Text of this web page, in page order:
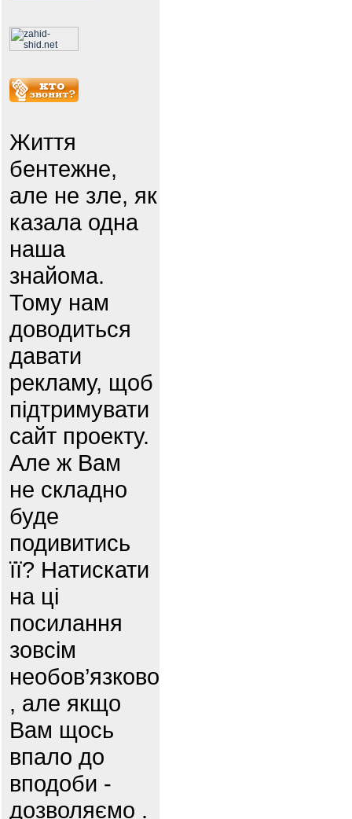
Життя
бентежне,
але не зле, як
казала одна
наша
знайома.
Тому нам
доводиться
давати
рекламу, щоб
підтримувати
сайт проекту.
Але ж Вам
не складно
буде
подивитись
її? Натискати
на ці
посилання
зовсім
необов’язково
, але якщо
Вам щось
впало до
вподоби -
дозволяємо .